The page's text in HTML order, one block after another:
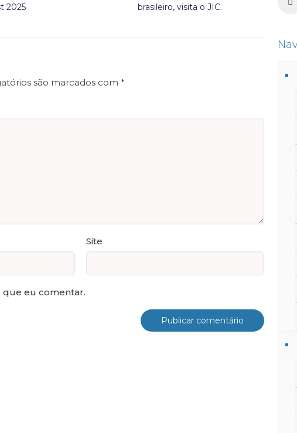
2025
brasileiro, visita o JIC.
são marcados com *
Site
que eu comentar.